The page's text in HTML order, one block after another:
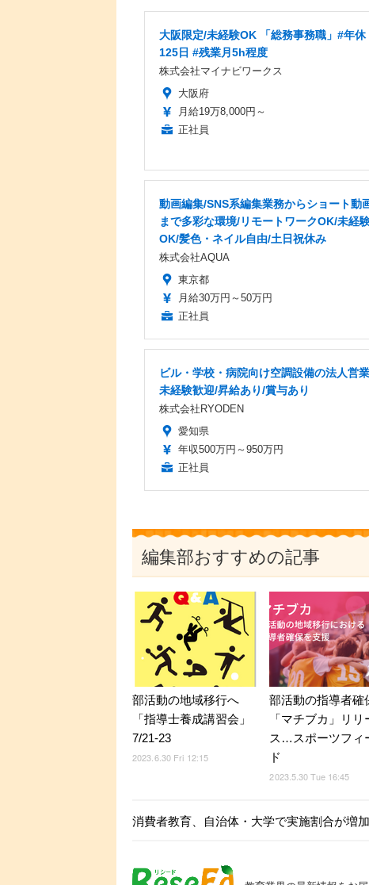
大阪限定/未経験OK 「総務事務職」#年休
125日 #残業月5h程度
株式会社マイナビワークス
大阪府
月給19万8,000円～
正社員
動画編集/SNS系編集業務からショート動
まで多彩な環境/リモートワークOK/未経
OK/髪色・ネイル自由/土日祝休み
株式会社AQUA
東京都
月給30万円～50万円
正社員
ビル・学校・病院向け空調設備の法人営
未経験歓迎/昇給あり/賞与あり
株式会社RYODEN
愛知県
年収500万円～950万円
正社員
編集部おすすめの記事
部活動の地域移行へ
「指導士養成講習会」
7/21-23
2023.6.30 Fri 12:15
部活動の指導者確
「マチブカ」リリ
ス…スポーツフィ
ド
2023.5.30 Tue 16:45
消費者教育、自治体・大学で実施割合が増